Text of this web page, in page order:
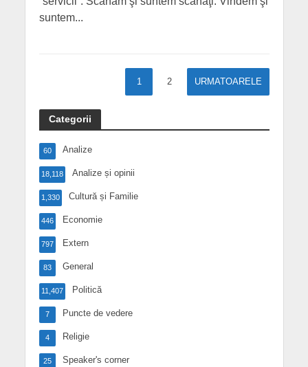
suntem...
1 2 URMATOARELE
Categorii
Analize
60
Analize și opinii
18,118
Cultură și Familie
1,330
Economie
446
Extern
797
General
83
Politică
11,407
Puncte de vedere
7
Religie
4
Speaker's corner
25